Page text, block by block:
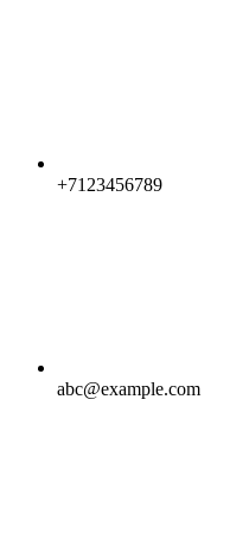
+7123456789
abc@example.com